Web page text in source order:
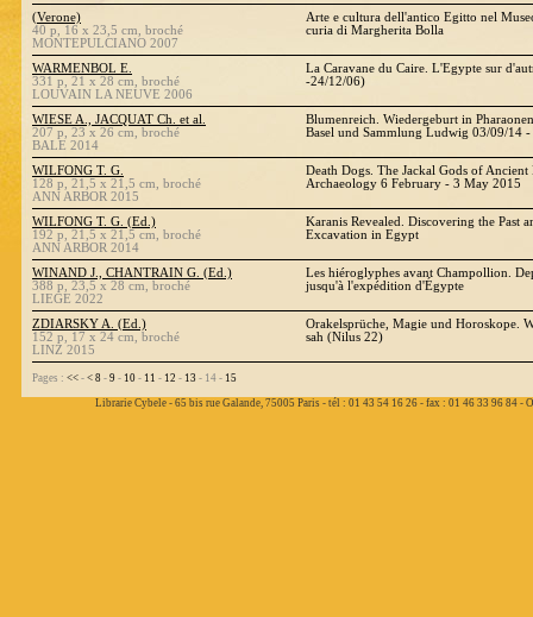
(Verone)
40 p, 16 x 23,5 cm, broché
MONTEPULCIANO 2007
Arte e cultura dell'antico Egitto nel
curia di Margherita Bolla
WARMENBOL E.
331 p, 21 x 28 cm, broché
LOUVAIN LA NEUVE 2006
La Caravane du Caire. L'Egypte sur
-24/12/06)
WIESE A., JACQUAT Ch. et al.
207 p, 23 x 26 cm, broché
BALE 2014
Blumenreich. Wiedergeburt in
Basel und Sammlung Ludwig 03/09/14
WILFONG T. G.
128 p, 21,5 x 21,5 cm, broché
ANN ARBOR 2015
Death Dogs. The Jackal Gods of
Archaeology 6 February - 3 May 2015
WILFONG T. G. (Ed.)
192 p, 21,5 x 21,5 cm, broché
ANN ARBOR 2014
Karanis Revealed. Discovering the Past
Excavation in Egypt
WINAND J., CHANTRAIN G. (Ed.)
388 p, 23,5 x 28 cm, broché
LIEGE 2022
Les hiéroglyphes avant Champollion.
jusqu'à l'expédition d'Égypte
ZDIARSKY A. (Ed.)
152 p, 17 x 24 cm, broché
LINZ 2015
Orakelsprüche, Magie und Horoskope.
sah (Nilus 22)
Pages : << - < 8 - 9 - 10 - 11 - 12 - 13 - 14 - 15
Librarie Cybele - 65 bis rue Galande, 75005 Paris - tél : 01 43 54 16 26 - fax : 01 46 33 96 84